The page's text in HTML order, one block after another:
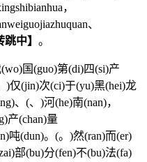
，
、
跳中】 。
国(guo)第(di)四(si)产
)仅(jin)次(ci)于(yu)黑(hei)龙
、(、)河(he)南(nan)，
产(chan)量
吨(dun)。(。)然(ran)而(er)
部(bu)分(fen)不(bu)法(fa)